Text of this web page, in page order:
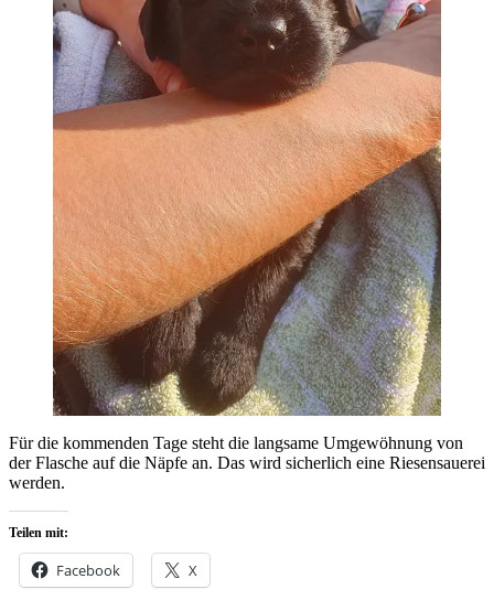
Für die kommenden Tage steht die langsame Umgewöhnung von
der Flasche auf die Näpfe an. Das wird sicherlich eine Riesensauerei
werden.
Teilen mit:
Facebook X